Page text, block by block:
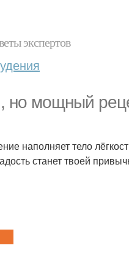
экспертов
но мощный
наполняет тело
станет твоей